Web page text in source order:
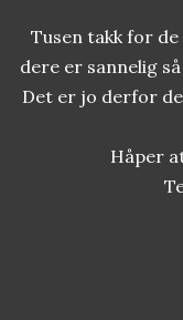
Tusen takk for
dere er sannelig
Det er jo derfor
Håper